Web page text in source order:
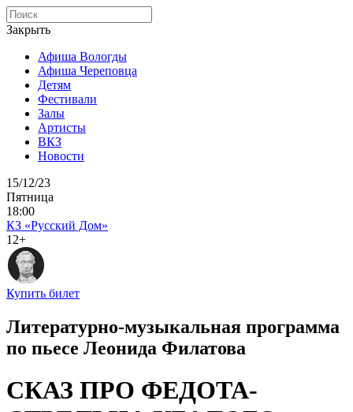
Закрыть
Афиша Вологды
Афиша Череповца
Детям
Фестивали
Залы
Артисты
ВКЗ
Новости
15/12/23
Пятница
18:00
КЗ «Русский Дом»
12+
Купить билет
Литературно-музыкальная программа
по пьесе Леонида Филатова
СКАЗ ПРО ФЕДОТА-